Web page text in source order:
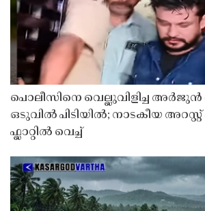
പൊലീസിനെ വെല്ലുവിളിച്ച
ഒടുവിൽ പിടിയിൽ; നാടകീയ
ഫ്ലാറ്റിൽ വെച്ച്